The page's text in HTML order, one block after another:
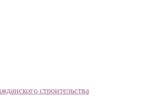
строительства